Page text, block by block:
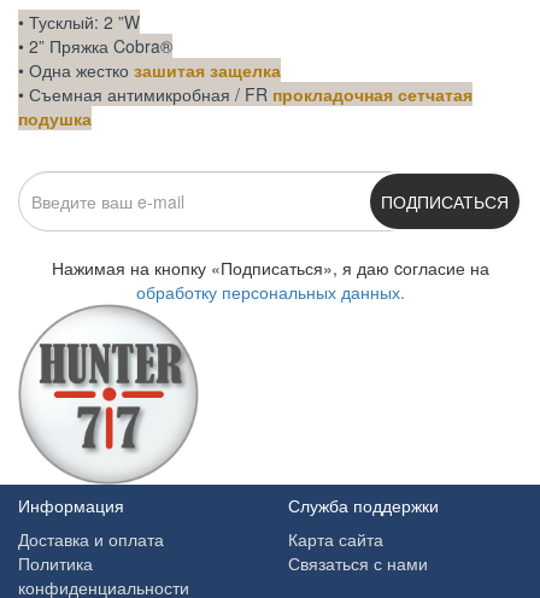
• Тусклый: 2 ”W
• 2” Пряжка Cobra®
• Одна жестко зашитая защелка
• Съемная антимикробная / FR прокладочная сетчатая
подушка
ПОДПИСАТЬСЯ
Нажимая на кнопку «Подписаться», я даю cогласие на
обработку персональных данных.
Информация
Доставка и оплата
Политика
конфиденциальности
Служба поддержки
Карта сайта
Связаться с нами